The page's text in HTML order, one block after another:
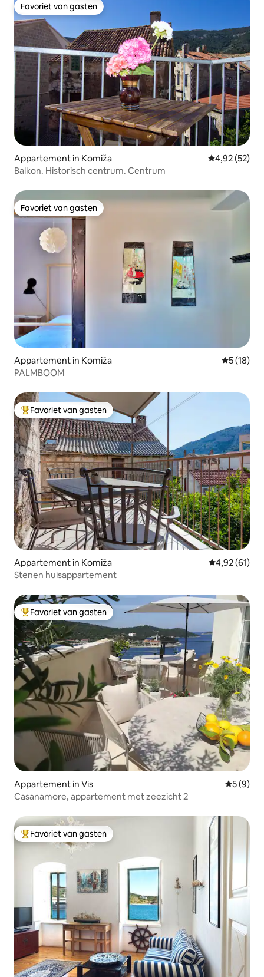
Favoriet van gasten
Favoriet van gasten
Appartement in Komiža Gemiddelde
4,92 (52)
Balkon. Historisch centrum. Centrum
Favoriet van gasten
Favoriet van gasten
Appartement in Komiža
5 (18)
PALMBOOM
Topfavoriet van gasten
Favoriet van gasten
Appartement in Komiža Gemiddelde
4,92 (61)
Stenen huisappartement
Topfavoriet van gasten
Favoriet van gasten
Appartement in Vis
5 (9)
Casanamore, appartement met zeezicht 2
Topfavoriet van gasten
Favoriet van gasten